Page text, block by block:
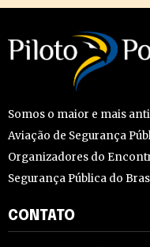
Somos o maior e mais
Aviação de Segurança
Organizadores do
Segurança Pública do
CONTATO